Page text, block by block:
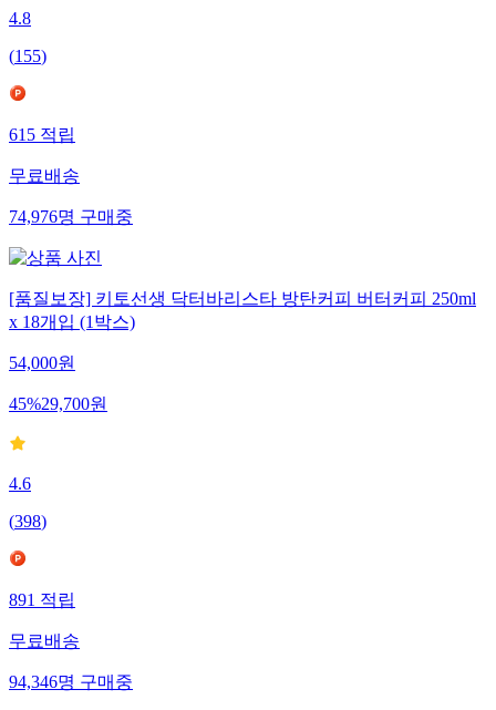
4.8
(155)
615 적립
무료배송
74,976명 구매중
[품질보장] 키토선생 닥터바리스타 방탄커피 버터커피 250ml
x 18개입 (1박스)
54,000원
45%29,700원
4.6
(398)
891 적립
무료배송
94,346명 구매중